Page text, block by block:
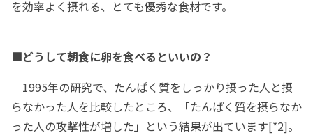
を効率よく摂れる、とても優秀な食材です。
■どうして朝食に卵を食べるといいの？
1995年の研究で、たんぱく質をしっかり摂った人と摂
らなかった人を比較したところ、「たんぱく質を摂らなか
った人の攻撃性が増した」という結果が出ています[*2]。